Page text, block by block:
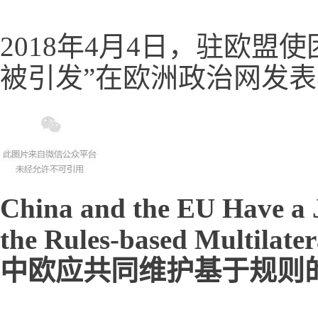
2018年4月4日，驻欧盟
被引发”在欧洲政治网发
China and the EU Have
the Rules-based
中欧应共同维护基于规则